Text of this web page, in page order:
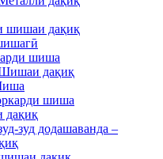
шишаи дақиқ
шиша
дақиқ
шиша
зуд додашаванда –